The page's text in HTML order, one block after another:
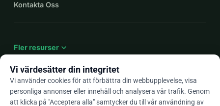
Kontakta Oss
Fler resurser expand_more
Sv arrow_drop_down
Vi värdesätter din integritet
Vi använder cookies för att förbättra din webbupplevelse, visa
personliga annonser eller innehåll och analysera vår trafik. Genom
att klicka på "Acceptera alla" samtycker du till vår användning av